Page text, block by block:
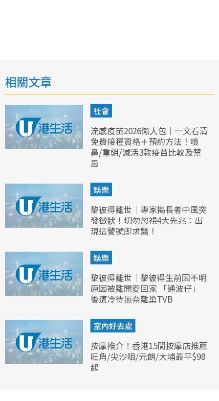
相關文章
社會
流感疫苗2026懶人包｜一文看清
免費接種資格＋預約方法！噴
鼻/重組/滅活3款疫苗比較及禁
忌
娛樂
黎彼得離世｜專家揭長者中風突
發徵狀！切勿忽視4大先兆：出
現這警號即求醫！
娛樂
黎彼得離世｜黎彼得生前因不明
原因被離開愛回家 「通波仔」
後遭冷待無奈離巢TVB
室內好去處
按摩推介！香港15間按摩店推薦
旺角/尖沙咀/元朗/大埔最平$98
起